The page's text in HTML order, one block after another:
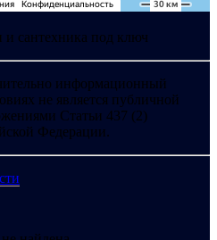
сантехника под ключ
информационный
не является публичной
Статьи 437 (2)
Федерации.